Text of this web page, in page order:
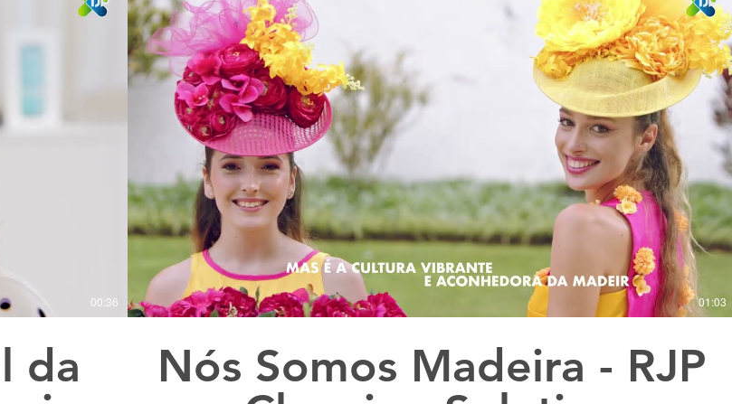
00:36
da
01:03
Nós Somos Madeira - RJP